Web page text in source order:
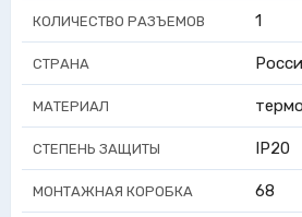
КОЛИЧЕСТВО РАЗЪЕМОВ 1
СТРАНА
МАТЕРИАЛ
СТЕПЕНЬ ЗАЩИТЫ IP20
МОНТАЖНАЯ КОРОБКА 68